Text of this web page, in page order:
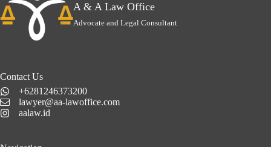
A & A Law Office
Advocate and Legal Consultant
Contact Us
+6281246373200
lawyer@aa-lawoffice.com
aalaw.id